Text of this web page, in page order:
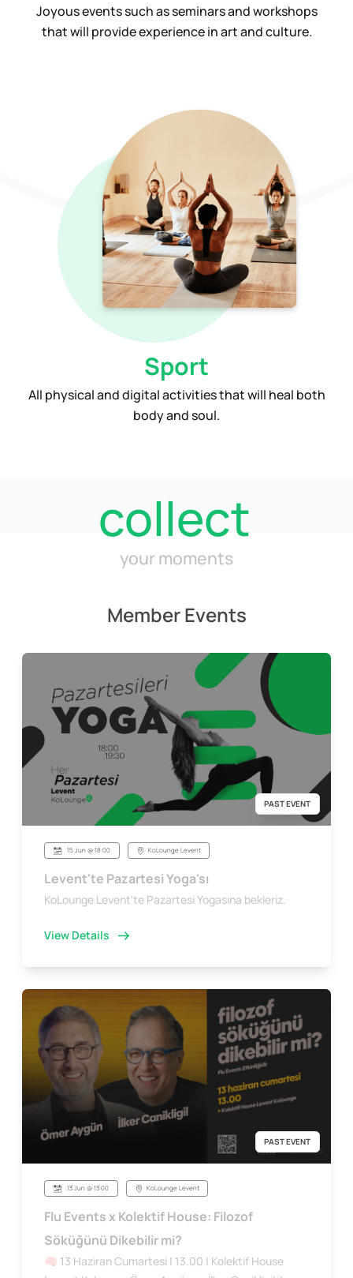
Joyous events such as seminars and workshops
that will provide experience in art and culture.
Sport
All physical and digital activities that will heal both
body and soul.
collect
your moments
Member Events
PAST EVENT
15 Jun @ 18:00 KoLounge Levent
Levent'te Pazartesi Yoga'sı
KoLounge Levent'te Pazartesi Yogasına bekleriz.
View Details
PAST EVENT
13 Jun @ 13:00 KoLounge Levent
Flu Events x Kolektif House: Filozof
Söküğünü Dikebilir mi?
🧠 13 Haziran Cumartesi | 13.00 | Kolektif House